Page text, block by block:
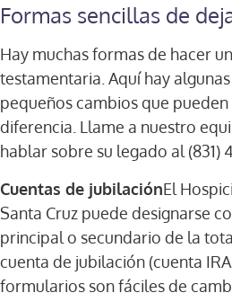
Formas sencillas de
Hay muchas formas de hacer
testamentaria. Aquí hay
pequeños cambios que
diferencia. Llame a nuestro
hablar sobre su legado al (831)
Cuentas de jubilaciónEl
Santa Cruz puede designarse
principal o secundario de la
cuenta de jubilación (cuenta
formularios son fáciles de